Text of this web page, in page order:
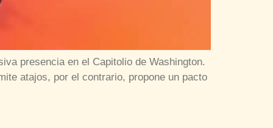
presencia en el Capitolio de Washington.
atajos, por el contrario, propone un pacto